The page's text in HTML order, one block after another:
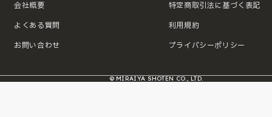
会社概要
よくある質問
お問い合わせ
特定商取引法に基づく表記
利用規約
プライバシーポリシー
© MIRAIYA SHOTEN CO., LTD.